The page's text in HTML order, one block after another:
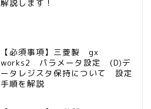
解説します！
【必須事項】三菱製 gx
works2 パラメータ設定 (D)デ
ータレジスタ保持について 設定
手順を解説